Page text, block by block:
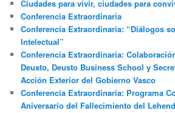
Ciudades para vivir, ciudades para
Conferencia Extraordinaria
Conferencia Extraordinaria: “Diálogos
Intelectual”
Conferencia Extraordinaria:
Deusto, Deusto Business School y
Acción Exterior del Gobierno Vasco
Conferencia Extraordinaria: Programa
Aniversario del Fallecimiento del